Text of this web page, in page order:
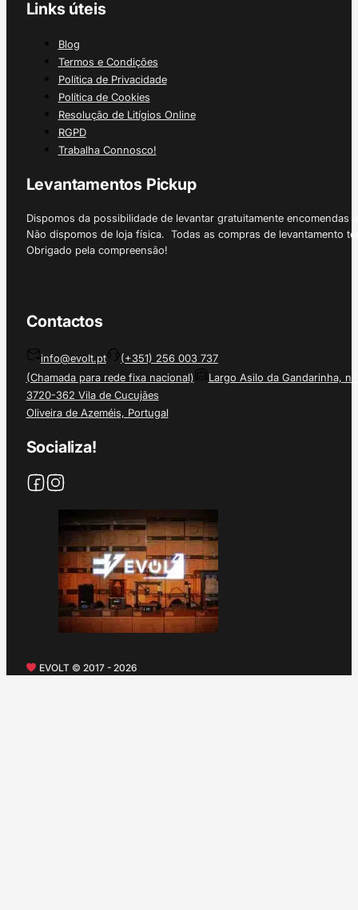
Links úteis
Blog
Termos e Condições
Política de Privacidade
Política de Cookies
Resolução de Litígios Online
RGPD
Trabalha Connosco!
Levantamentos Pickup
Dispomos da possibilidade de levantar gratuitamente
Não dispomos de loja física. Todas as compras de levantamento
Obrigado pela compreensão!
Contactos
info@evolt.pt
(+351) 256 003 737
(Chamada para rede fixa nacional)
Largo Asilo da Gandarinha, nº
3720-362 Vila de Cucujães
Oliveira de Azeméis, Portugal
Socializa!
EVOLT © 2017 - 2026